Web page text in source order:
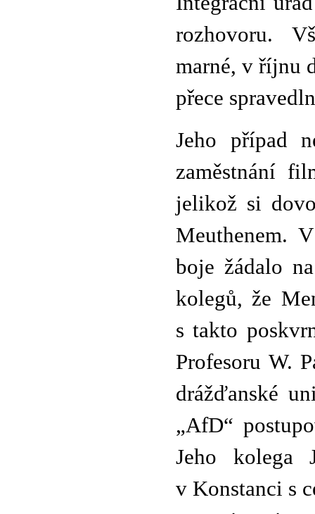
rozhovoru.
marné, v říjnu
přece
Jeho případ
zaměstnání
jelikož si
Meuthenem.
boje žádalo
kolegů, že
s takto
Profesoru W.
drážďanské
„AfD“
Jeho kolega
v Konstanci s